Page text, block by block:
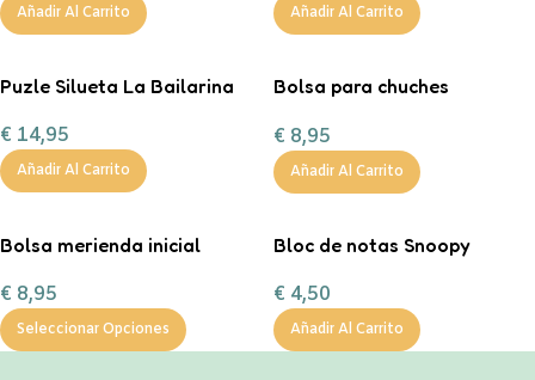
Añadir Al Carrito
chocolate a la taza, nub
Añadir Al Carrito
Puzle Silueta La Bailarina
€ 14,95
Añadir Al Carrito
Bolsa para chuches
€ 8,95
Añadir Al Carrito
Bolsa merienda inicial
€ 8,95
Seleccionar Opciones
Bloc de notas Snoopy
€ 4,50
Añadir Al Carrito